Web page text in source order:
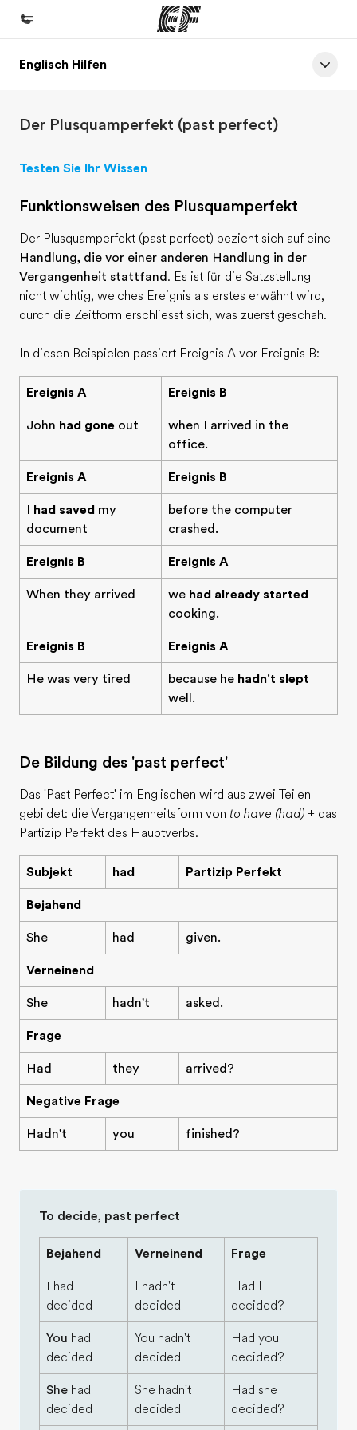
Home
Programme
Über uns
Wer wir sind
Karriere
Englisch Hilfen
Der Plusquamperfekt (past perfect)
Testen Sie Ihr Wissen
Funktionsweisen des Plusquamperfekt
Der Plusquamperfekt (past perfect) bezieht sich auf eine
Handlung, die vor einer anderen Handlung in der
Vergangenheit stattfand . Es ist für die Satzstellung
nicht wichtig, welches Ereignis als erstes erwähnt wird,
durch die Zeitform erschliesst sich, was zuerst geschah.
In diesen Beispielen passiert Ereignis A vor Ereignis B:
Ereignis A Ereignis B
John had gone out
when I arrived in the
office.
Ereignis A Ereignis B
I had saved my
document
before the computer
crashed.
Ereignis B Ereignis A
When they arrived we had already started
cooking.
Ereignis B Ereignis A
He was very tired because he hadn't slept
well.
De Bildung des 'past perfect'
Das 'Past Perfect' im Englischen wird aus zwei Teilen
gebildet: die Vergangenheitsform von to have (had) + das
Partizip Perfekt des Hauptverbs.
Subjekt had Partizip Perfekt
Bejahend
She had given.
Verneinend
She hadn't asked.
Frage
Had they arrived?
Negative Frage
Hadn't you finished?
To decide, past perfect
Bejahend Verneinend Frage
I had
decided
I hadn't
decided
Had I
decided?
You had
decided
You hadn't
decided
Had you
decided?
She had
decided
She hadn't
decided
Had she
decided?